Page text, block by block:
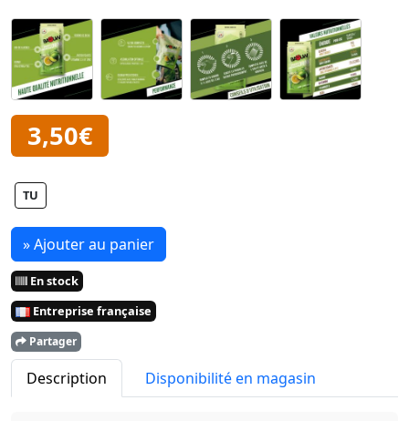
3,50€
TU
» Ajouter au panier
En stock
Entreprise française
Partager
Description Disponibilité en magasin